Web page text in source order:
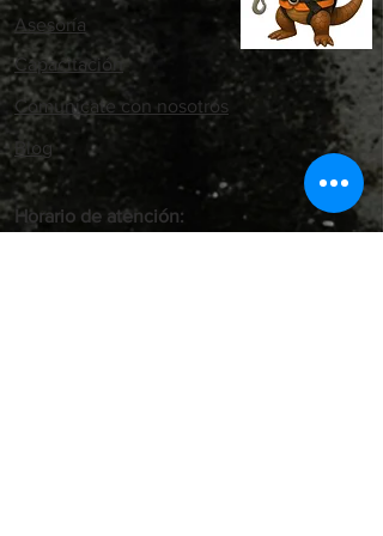
Asesoría
Capacitación
Comunícate con nosotros
Blog
Horario de atención: